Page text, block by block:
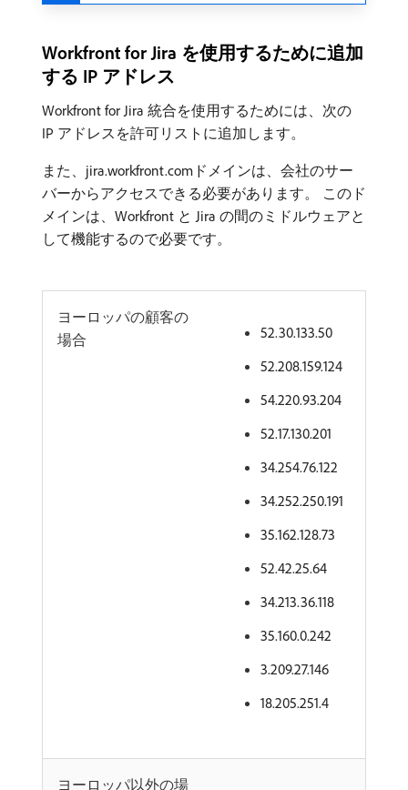
Workfront for Jira を使用するために追加
する IP アドレス
Workfront for Jira 統合を使用するためには、次の
IP アドレスを許可リストに追加します。
また、jira.workfront.comドメインは、会社のサー
バーからアクセスできる必要があります。 このド
メインは、Workfront と Jira の間のミドルウェアと
して機能するので必要です。
ヨーロッパの顧客の
場合
52.30.133.50
52.208.159.124
54.220.93.204
52.17.130.201
34.254.76.122
34.252.250.191
35.162.128.73
52.42.25.64
34.213.36.118
35.160.0.242
3.209.27.146
18.205.251.4
ヨーロッパ以外の場